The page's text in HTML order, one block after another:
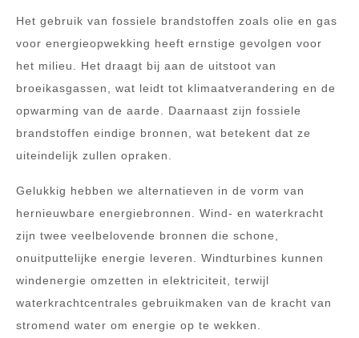
Het gebruik van fossiele brandstoffen zoals olie en gas
voor energieopwekking heeft ernstige gevolgen voor
het milieu. Het draagt bij aan de uitstoot van
broeikasgassen, wat leidt tot klimaatverandering en de
opwarming van de aarde. Daarnaast zijn fossiele
brandstoffen eindige bronnen, wat betekent dat ze
uiteindelijk zullen opraken.
Gelukkig hebben we alternatieven in de vorm van
hernieuwbare energiebronnen. Wind- en waterkracht
zijn twee veelbelovende bronnen die schone,
onuitputtelijke energie leveren. Windturbines kunnen
windenergie omzetten in elektriciteit, terwijl
waterkrachtcentrales gebruikmaken van de kracht van
stromend water om energie op te wekken.